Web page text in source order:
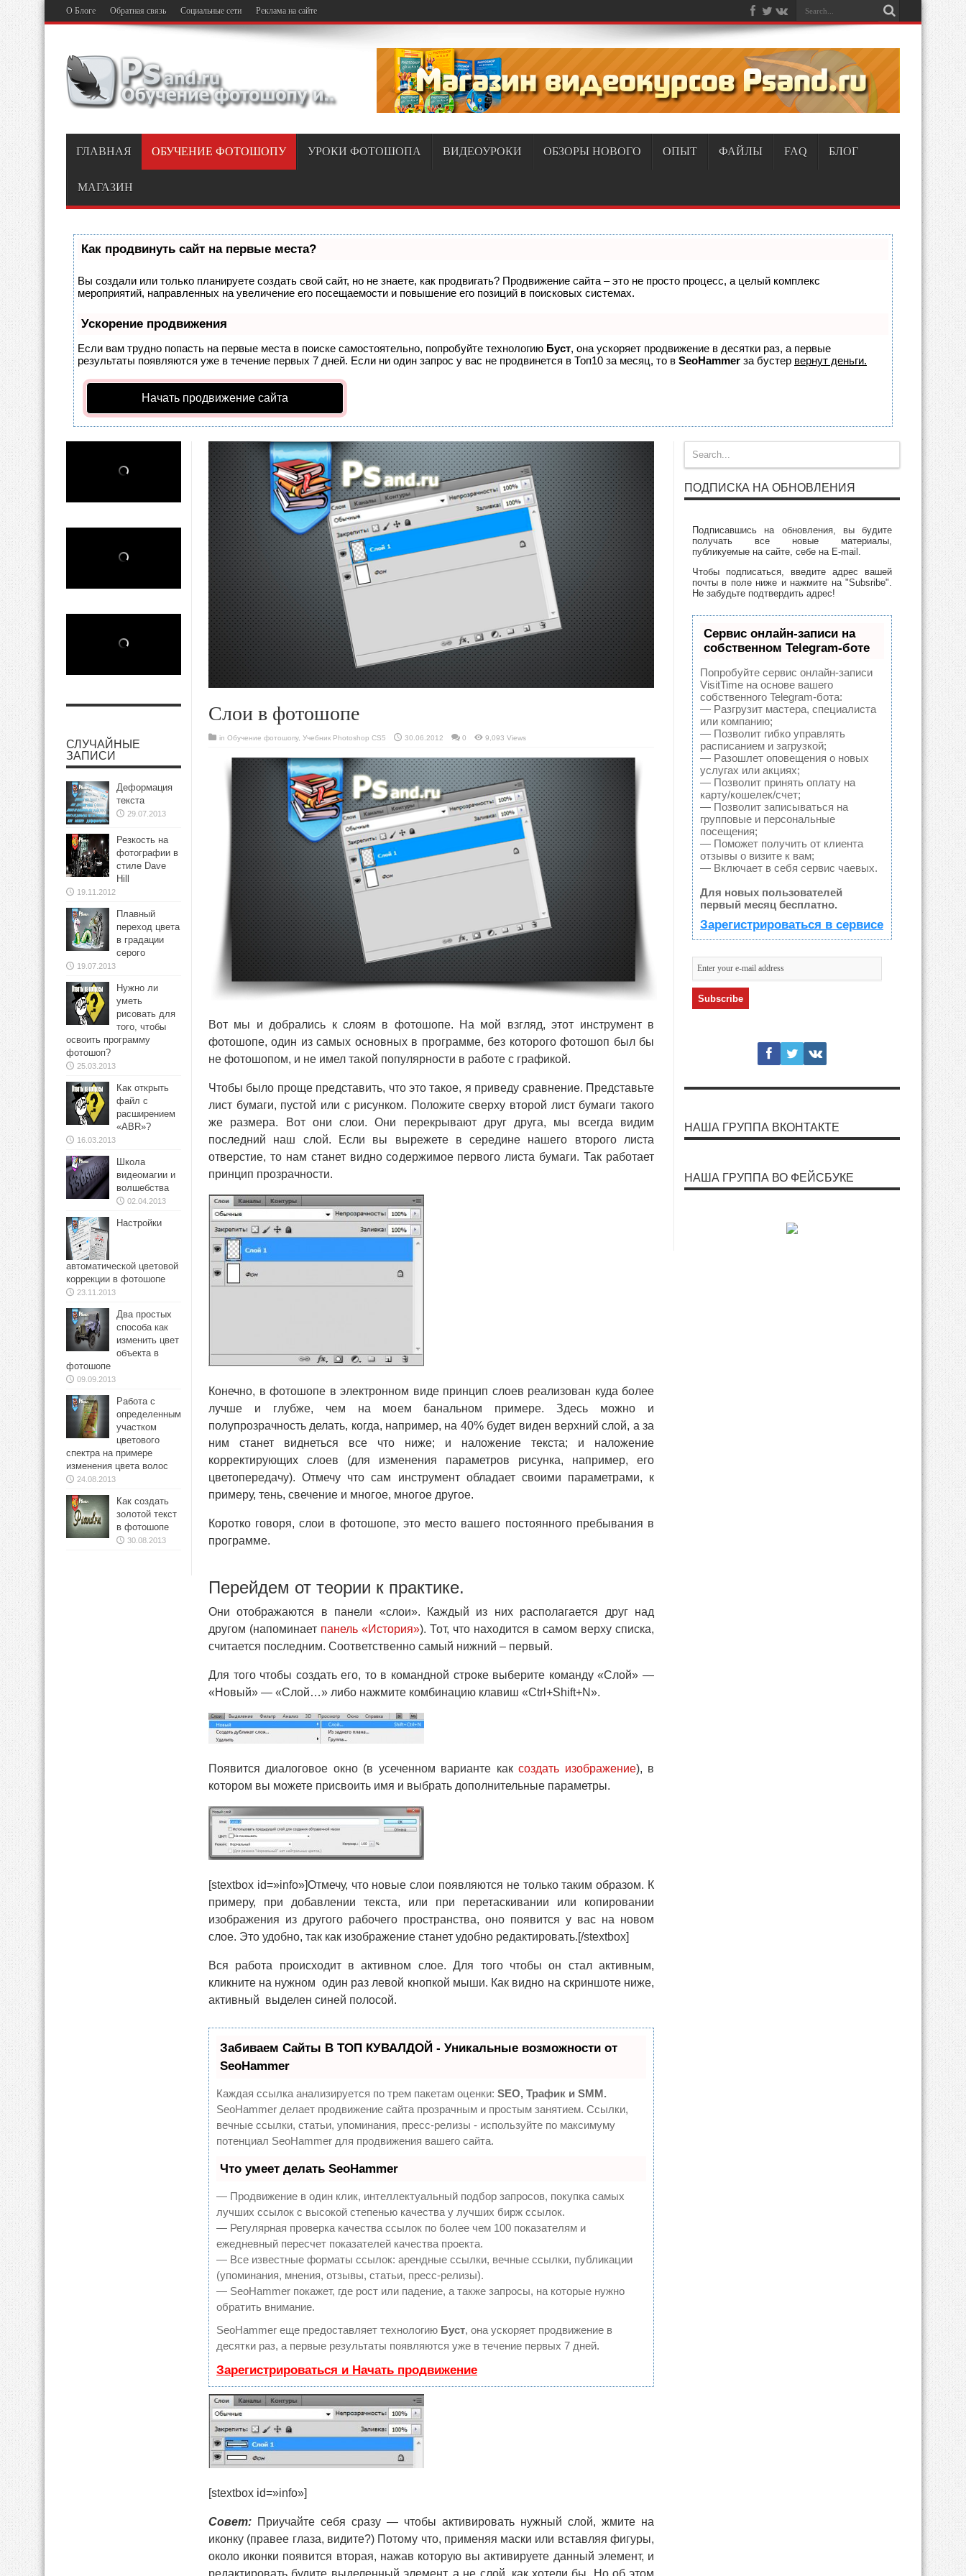
О Блоге Обратная связь Социальные сети Реклама на сайте
ГЛАВНАЯ ОБУЧЕНИЕ ФОТОШОПУ УРОКИ ФОТОШОПА ВИДЕОУРОКИ ОБЗОРЫ НОВОГО ОПЫТ ФАЙЛЫ FAQ БЛОГ
МАГАЗИН
Как продвинуть сайт на первые места?
Вы создали или только планируете создать свой сайт, но не знаете, как продвигать? Продвижение сайта – это не просто процесс, а целый комплекс
мероприятий, направленных на увеличение его посещаемости и повышение его позиций в поисковых системах.
Ускорение продвижения
Если вам трудно попасть на первые места в поиске самостоятельно, попробуйте технологию Буст, она ускоряет продвижение в десятки раз, а первые
результаты появляются уже в течение первых 7 дней. Если ни один запрос у вас не продвинется в Топ10 за месяц, то в SeoHammer за бустер вернут деньги.
Начать продвижение сайта
Слои в фотошопе
in Обучение фотошопу, Учебник Photoshop CS5 30.06.2012 0 9,093 Views
Вот мы и добрались к слоям в фотошопе. На мой взгляд, этот инструмент в
фотошопе, один из самых основных в программе, без которого фотошоп был бы
не фотошопом, и не имел такой популярности в работе с графикой.
Чтобы было проще представить, что это такое, я приведу сравнение. Представьте
лист бумаги, пустой или с рисунком. Положите сверху второй лист бумаги такого
же размера. Вот они слои. Они перекрывают друг друга, мы всегда видим
последний наш слой. Если вы вырежете в середине нашего второго листа
отверстие, то нам станет видно содержимое первого листа бумаги. Так работает
принцип прозрачности.
Конечно, в фотошопе в электронном виде принцип слоев реализован куда более
лучше и глубже, чем на моем банальном примере. Здесь можно и
полупрозрачность делать, когда, например, на 40% будет виден верхний слой, а за
ним станет виднеться все что ниже; и наложение текста; и наложение
корректирующих слоев (для изменения параметров рисунка, например, его
цветопередачу). Отмечу что сам инструмент обладает своими параметрами, к
примеру, тень, свечение и многое, многое другое.
Коротко говоря, слои в фотошопе, это место вашего постоянного пребывания в
программе.
Перейдем от теории к практике.
Они отображаются в панели «слои». Каждый из них располагается друг над
другом (напоминает панель «История»). Тот, что находится в самом верху списка,
считается последним. Соответственно самый нижний – первый.
Для того чтобы создать его, то в командной строке выберите команду «Слой» —
«Новый» — «Слой…» либо нажмите комбинацию клавиш «Ctrl+Shift+N».
Появится диалоговое окно (в усеченном варианте каксоздать изображение), в
котором вы можете присвоить имя и выбрать дополнительные параметры.
[stextbox id=»info»]Отмечу, что новые слои появляются не только таким образом. К
примеру, при добавлении текста, или при перетаскивании или копировании
изображения из другого рабочего пространства, оно появится у вас на новом
слое. Это удобно, так как изображение станет удобно редактировать.[/stextbox]
Вся работа происходит в активном слое. Для того чтобы он стал активным,
кликните на нужном один раз левой кнопкой мыши. Как видно на скриншоте ниже,
активный выделен синей полосой.
Забиваем Сайты В ТОП КУВАЛДОЙ - Уникальные возможности от
SeoHammer
Каждая ссылка анализируется по трем пакетам оценки: SEO, Трафик и SMM.
SeoHammer делает продвижение сайта прозрачным и простым занятием. Ссылки,
вечные ссылки, статьи, упоминания, пресс-релизы - используйте по максимуму
потенциал SeoHammer для продвижения вашего сайта.
Что умеет делать SeoHammer
— Продвижение в один клик, интеллектуальный подбор запросов, покупка самых
лучших ссылок с высокой степенью качества у лучших бирж ссылок.
— Регулярная проверка качества ссылок по более чем 100 показателям и
ежедневный пересчет показателей качества проекта.
— Все известные форматы ссылок: арендные ссылки, вечные ссылки, публикации
(упоминания, мнения, отзывы, статьи, пресс-релизы).
— SeoHammer покажет, где рост или падение, а также запросы, на которые нужно
обратить внимание.
SeoHammer еще предоставляет технологию Буст, она ускоряет продвижение в
десятки раз, а первые результаты появляются уже в течение первых 7 дней.
Зарегистрироваться и Начать продвижение
[stextbox id=»info»]
Совет: Приучайте себя сразу — чтобы активировать нужный слой, жмите на
иконку (правее глаза, видите?) Потому что, применяя маски или вставляя фигуры,
около иконки появится вторая, нажав которую вы активируете данный элемент, и
редактировать будите выделенный элемент, а не слой, как хотели бы. Но об этом
СЛУЧАЙНЫЕ
ЗАПИСИ
Деформация
текста
29.07.2013
Резкость на
фотографии в
стиле Dave
Hill
19.11.2012
Плавный
переход цвета
в градации
серого
19.07.2013
Нужно ли
уметь
рисовать для
того, чтобы
освоить программу
фотошоп?
25.03.2013
Как открыть
файл с
расширением
«ABR»?
16.03.2013
Школа
видеомагии и
волшебства
02.04.2013
Настройки
автоматической цветовой
коррекции в фотошопе
23.11.2013
Два простых
способа как
изменить цвет
объекта в
фотошопе
09.09.2013
Работа с
определенным
участком
цветового
спектра на примере
изменения цвета волос
24.08.2013
Как создать
золотой текст
в фотошопе
30.08.2013
ПОДПИСКА НА ОБНОВЛЕНИЯ
Подписавшись на обновления, вы будите
получать все новые материалы,
публикуемые на сайте, себе на E-mail.
Чтобы подписаться, введите адрес вашей
почты в поле ниже и нажмите на "Subsribe".
Не забудьте подтвердить адрес!
Сервис онлайн-записи на
собственном Telegram-боте
Попробуйте сервис онлайн-записи
VisitTime на основе вашего
собственного Telegram-бота:
— Разгрузит мастера, специалиста
или компанию;
— Позволит гибко управлять
расписанием и загрузкой;
— Разошлет оповещения о новых
услугах или акциях;
— Позволит принять оплату на
карту/кошелек/счет;
— Позволит записываться на
групповые и персональные
посещения;
— Поможет получить от клиента
отзывы о визите к вам;
— Включает в себя сервис чаевых.
Для новых пользователей
первый месяц бесплатно.
Зарегистрироваться в сервисе
НАША ГРУППА ВКОНТАКТЕ
НАША ГРУППА ВО ФЕЙСБУКЕ